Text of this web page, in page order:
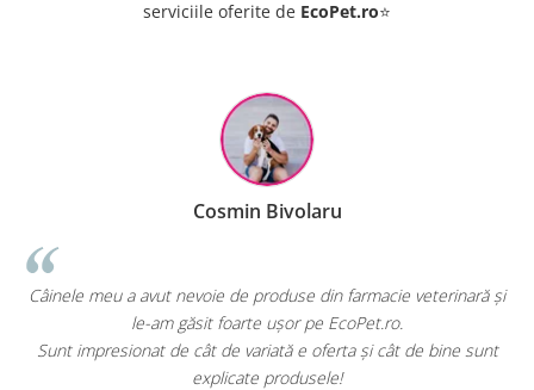
serviciile oferite de EcoPet.ro⭐
Cosmin Bivolaru
a avut nevoie de produse din farmacie veterinară și
le-am găsit foarte ușor pe EcoPet.ro.
de cât de variată e oferta și cât de bine sunt
explicate produsele!
EcoPet.ro
E greu să